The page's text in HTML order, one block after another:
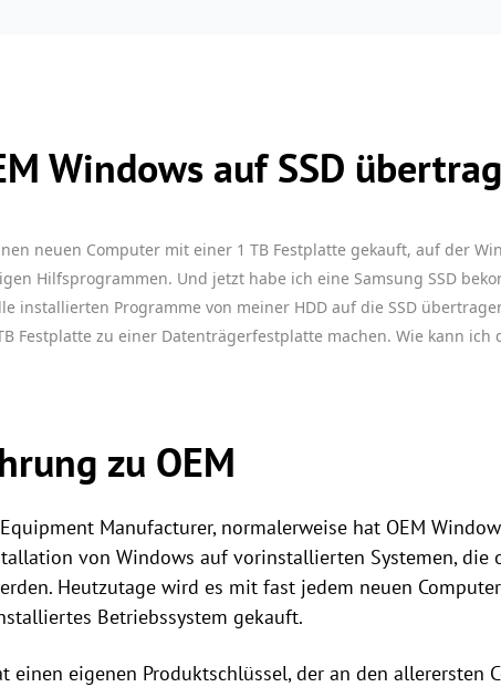
Windows auf SSD
neuen Computer mit einer 1 TB Festplatte gekauft, auf der
Hilfsprogrammen. Und jetzt habe ich eine Samsung SSD
installierten Programme von meiner HDD auf die SSD
Festplatte zu einer Datenträgerfestplatte machen. Wie kann ich
zu OEM
Manufacturer, normalerweise hat OEM
von Windows auf vorinstallierten Systemen, die
Heutzutage wird es mit fast jedem neuen
Betriebssystem gekauft.
einen eigenen Produktschlüssel, der an den allerersten